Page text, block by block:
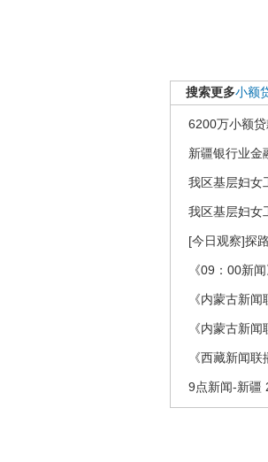
搜索更多小额
6200万小额
新疆银行业金
我区基层妇女
我区基层妇女
[今日观察]探
《09：00新
《内蒙古新
《内蒙古新
《西藏新闻
9点新闻-新疆